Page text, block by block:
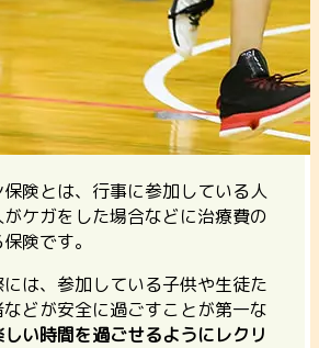
険とは、行事に参加している人
ケガをした場合などに治療費の
険です。
は、参加している子供や生徒た
どが安全に過ごすことが第一な
い時間を過ごせるようにレクリ